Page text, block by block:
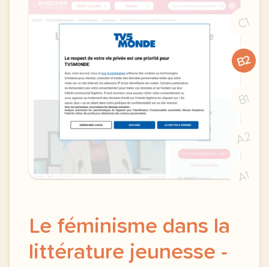
C1
B2
B1
A2
A1
Le féminisme dans la
littérature jeunesse -